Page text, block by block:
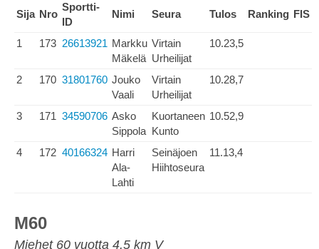
Sija Nro
Sportti-
ID
Nimi Seura Tulos Ranking FIS
1 173 26613921 Markku
Mäkelä
Virtain
Urheilijat
10.23,5
2 170 31801760 Jouko
Vaali
Virtain
Urheilijat
10.28,7
3 171 34590706 Asko
Sippola
Kuortaneen
Kunto
10.52,9
4 172 40166324 Harri
Ala-
Lahti
Seinäjoen
Hiihtoseura
11.13,4
M60
Miehet 60 vuotta 4.5 km V